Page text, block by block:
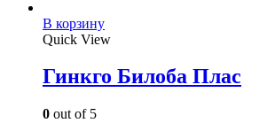
В корзину
Quick View
Гинкго Билоба Плас
0 out of 5